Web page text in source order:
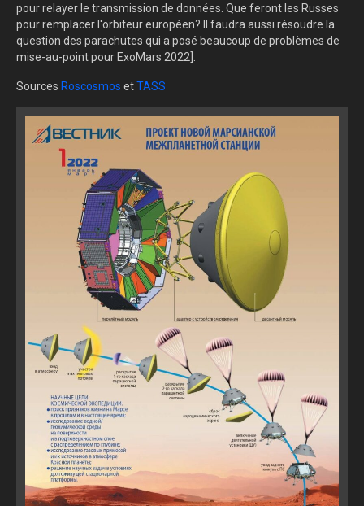
pour relayer le transmission de données. Que feront les Russes
pour remplacer l'orbiteur européen? Il faudra aussi résoudre la
question des parachutes qui a posé beaucoup de problèmes de
mise-au-point pour ExoMars 2022].
Sources Roscosmos etTASS